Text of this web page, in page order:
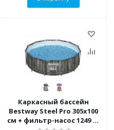
Каркасный бассейн
Bestway Steel Pro 305х100
см + фильтр-насос 1249 л/